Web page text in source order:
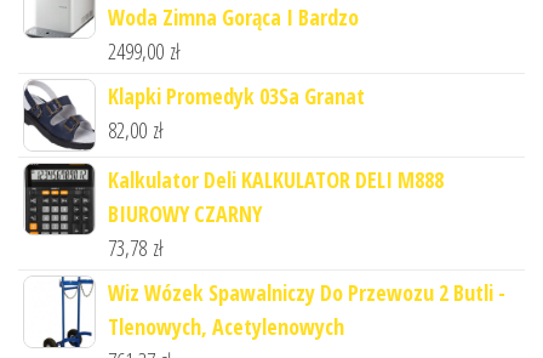
Woda Zimna Gorąca I Bardzo
2499,00 zł
Klapki Promedyk 03Sa Granat
82,00 zł
Kalkulator Deli KALKULATOR DELI M888
BIUROWY CZARNY
73,78 zł
Wiz Wózek Spawalniczy Do Przewozu 2 Butli -
Tlenowych, Acetylenowych